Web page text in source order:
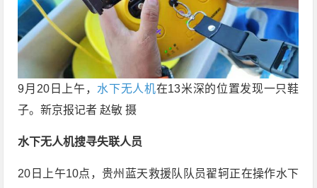
9月20日上午，水下无人机在13米深的位置发现一只鞋
子。新京报记者 赵敏 摄
水下无人机搜寻失联人员
20日上午10点，贵州蓝天救援队队员翟轲正在操作水下